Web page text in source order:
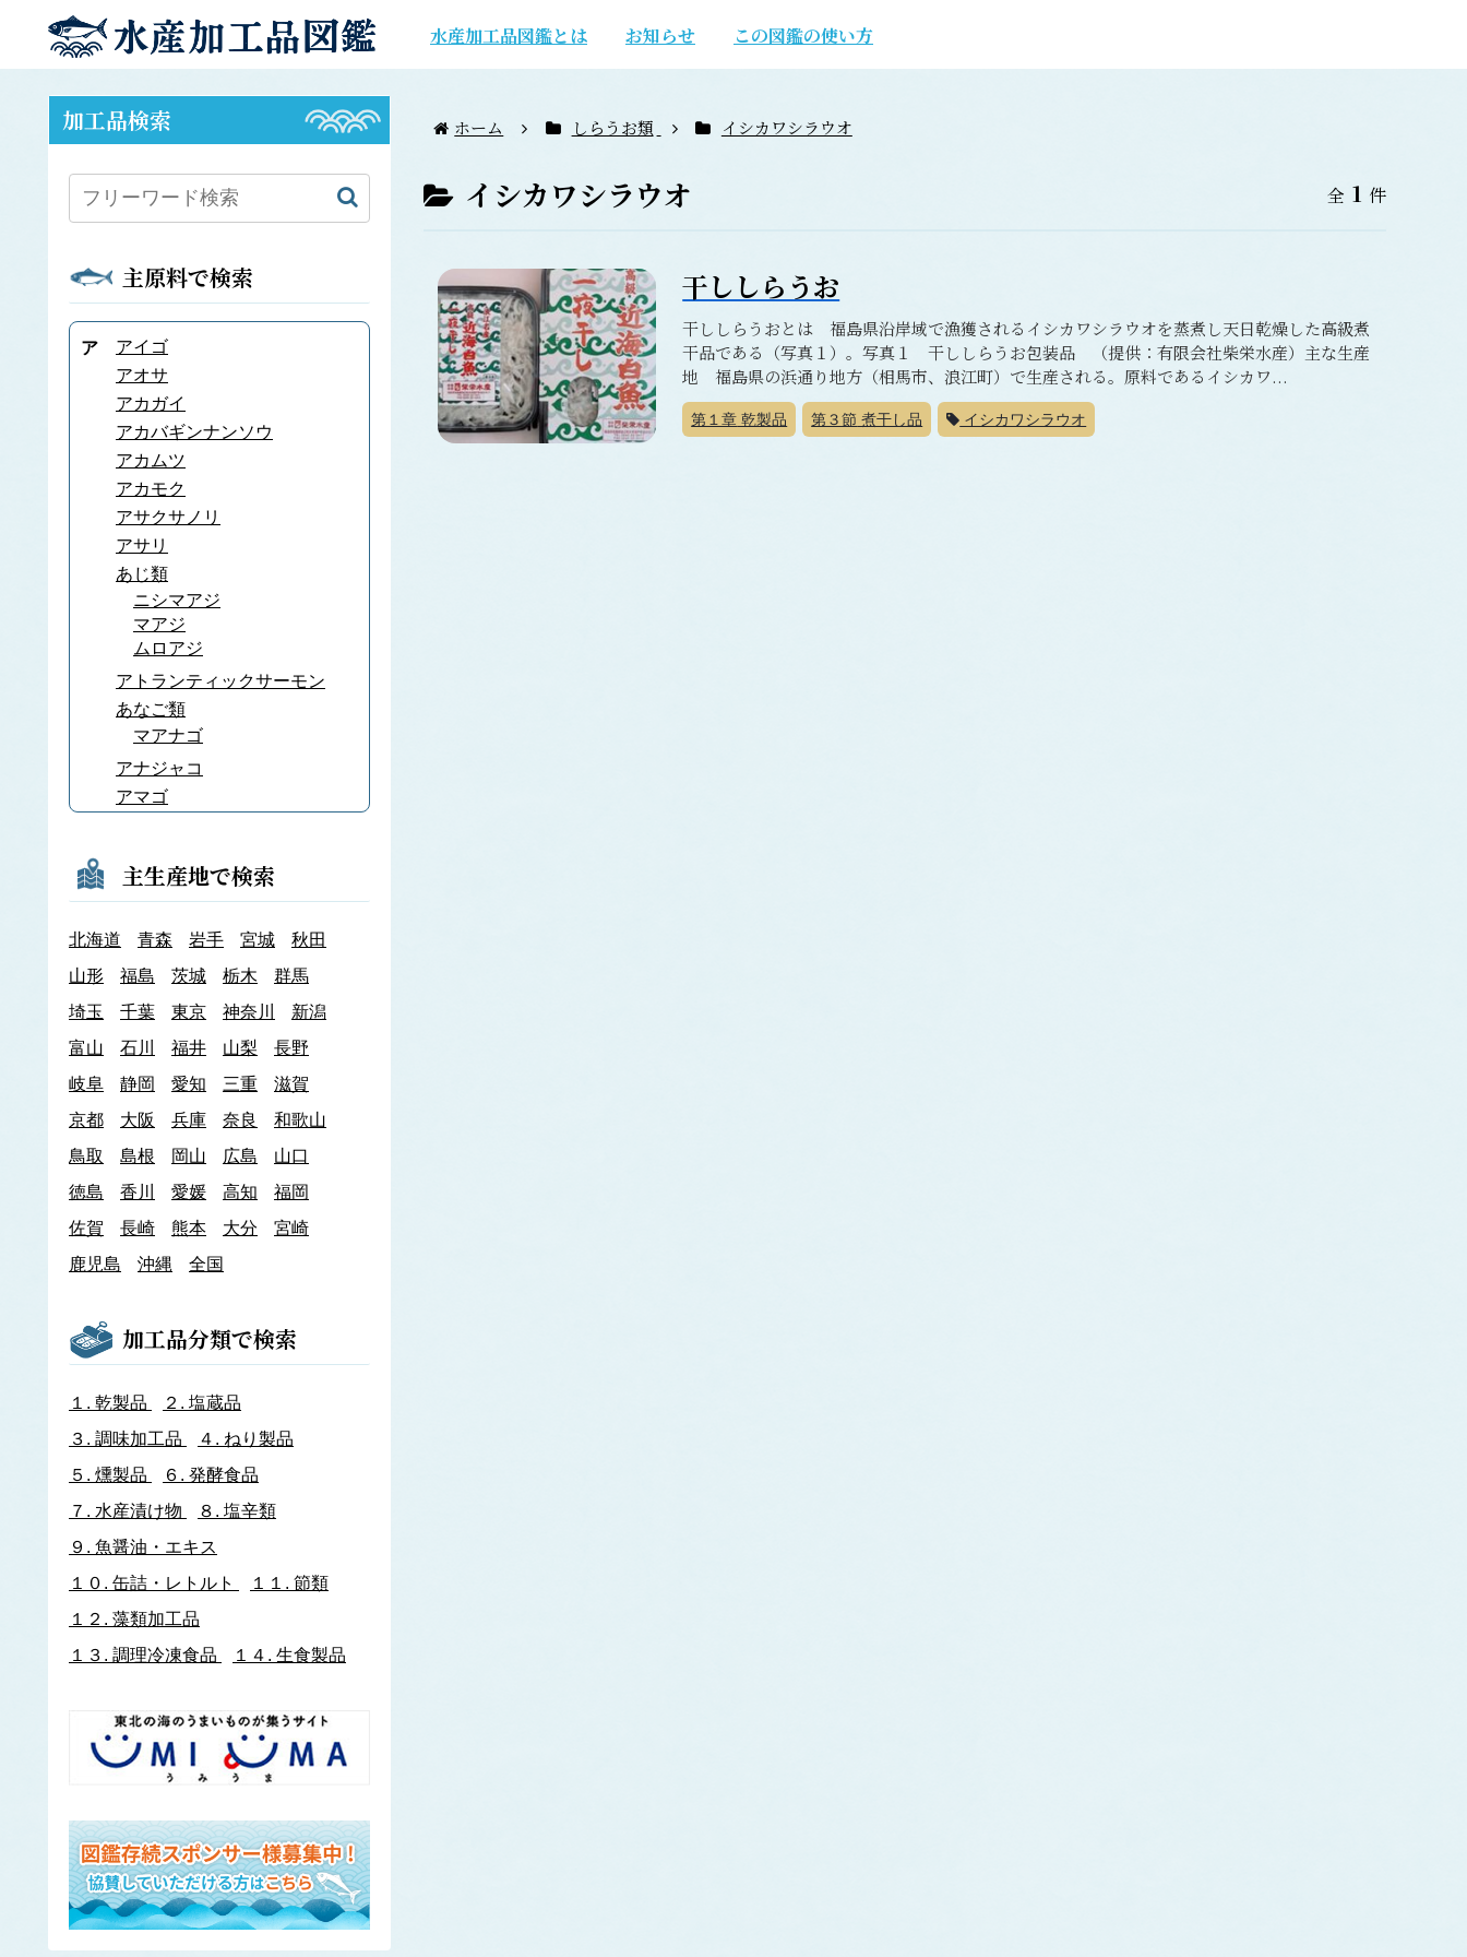
水産加工品図鑑とは お知らせ この図鑑の使い方
ホーム しらうお類 イシカワシラウオ
イシカワシラウオ 全 1 件
干ししらうお
干ししらうおとは 福島県沿岸域で漁獲されるイシカワシラウオを蒸煮し天日乾燥した高級煮
干品である（写真１）。写真１ 干ししらうお包装品 （提供：有限会社柴栄水産）主な生産
地 福島県の浜通り地方（相馬市、浪江町）で生産される。原料であるイシカワ...
第１章 乾製品 第３節 煮干し品 イシカワシラウオ
加工品検索
主原料で検索
ア
アイゴ
アオサ
アカガイ
アカバギンナンソウ
アカムツ
アカモク
アサクサノリ
アサリ
あじ類
ニシマアジ
マアジ
ムロアジ
アトランティックサーモン
あなご類
マアナゴ
アナジャコ
アマゴ
あみ類
アキアミ
アユ
アラメ
エゾアワビ
クロアワビ
マダカアワビ
メガイアワビ
イ
イカナゴ
いか類
アオリイカ
アメリカオオアカイカ
アルゼンチンイレックス
アルゼンチンマツイカ
スルメイカ
ニュージーランドスルメイカ
ヤリイカ
イサザ
イトヨリダイ
いわし類
ウルメイワシ
マイワシ
イワナ
ウ
ウキゴリ
ウップルイノリ
うなぎ類
うに類
エゾバフンウニ
キタムラサキウニ
バフンウニ
ムラサキウニ
ウミタケ
うみへび類
主生産地で検索
北海道 青森 岩手 宮城
秋田
山形
福島 茨城 栃木
群馬
埼玉
千葉 東京 神奈川
新潟
富山
石川 福井 山梨
長野
岐阜
静岡 愛知 三重
滋賀
京都
大阪 兵庫 奈良
和歌山
鳥取
島根 岡山 広島
山口
徳島
香川 愛媛 高知
福岡
佐賀
長崎 熊本 大分
宮崎
鹿児島
沖縄 全国
加工品分類で検索
１. 乾製品 ２. 塩蔵品
３. 調味加工品 ４. ねり製品
５. 燻製品 ６. 発酵食品
７. 水産漬け物 ８. 塩辛類
９. 魚醤油・エキス
１０. 缶詰・レトルト １１. 節類
１２. 藻類加工品
１３. 調理冷凍食品 １４. 生食製品